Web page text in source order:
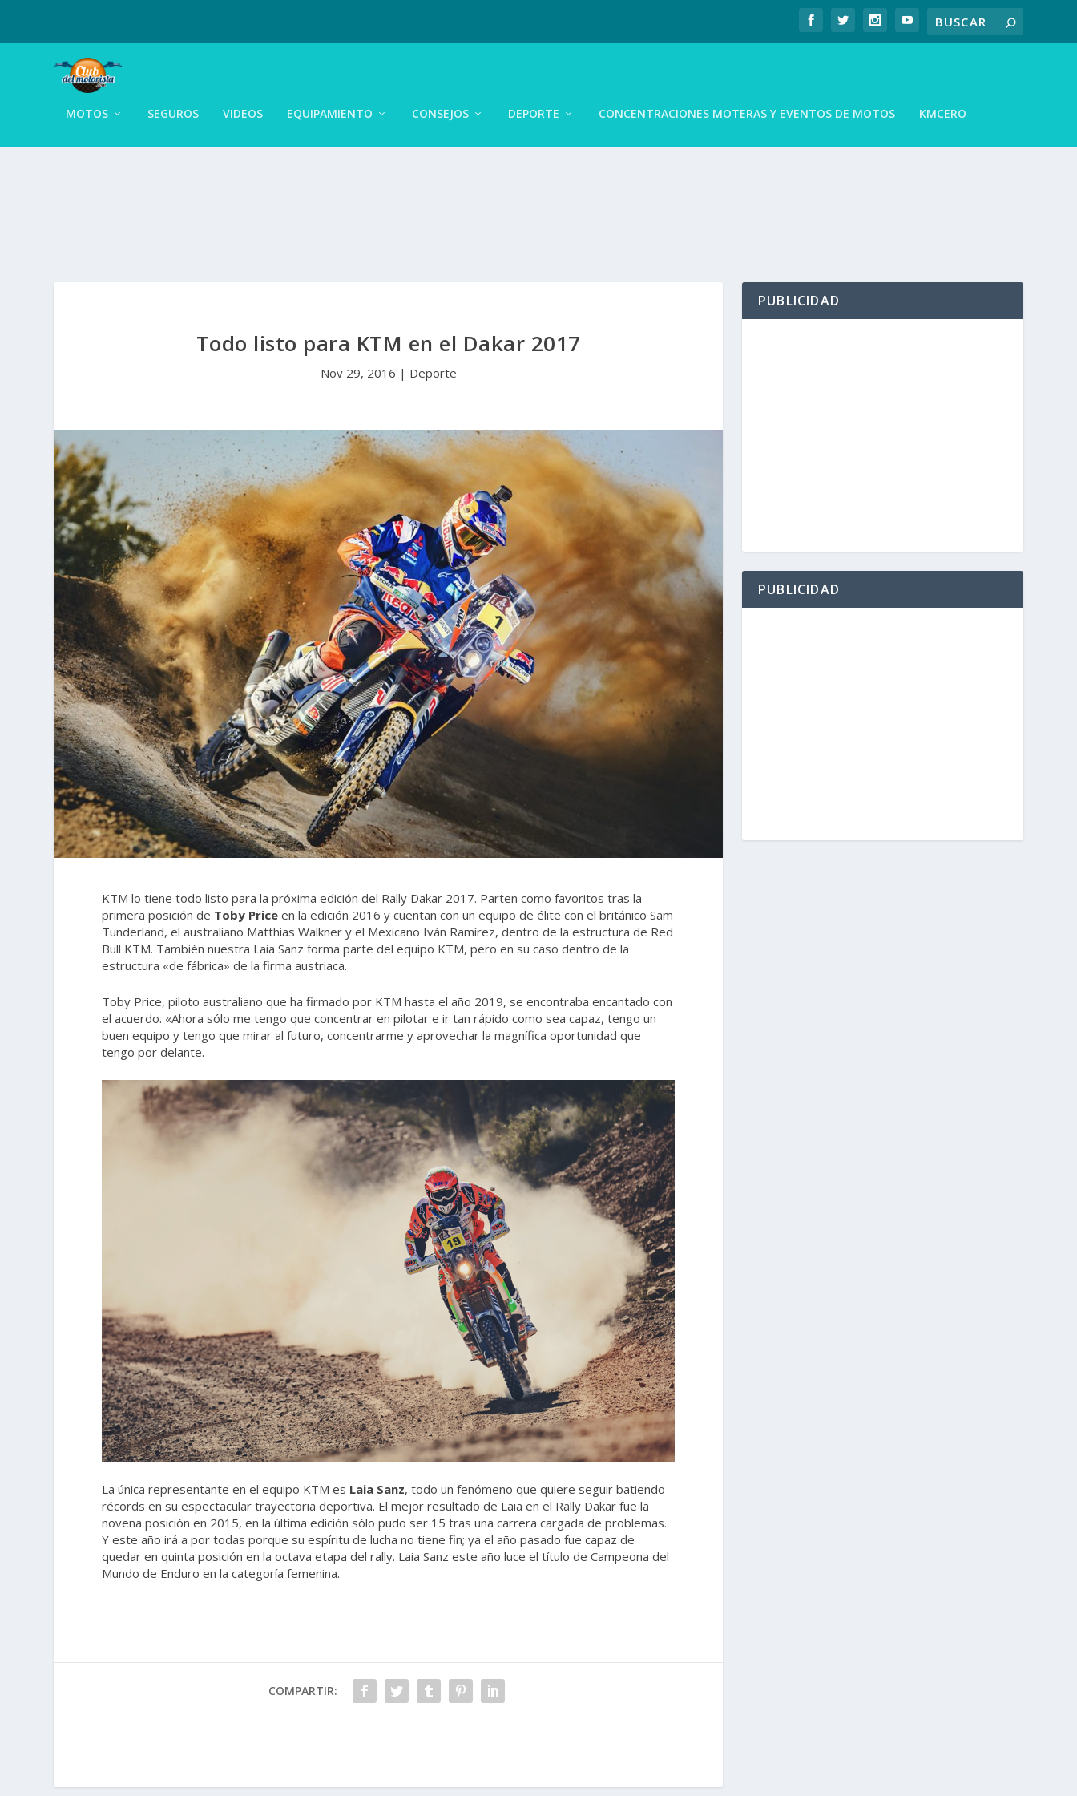
MOTOS SEGUROS VIDEOS EQUIPAMIENTO CONSEJOS DEPORTE CONCENTRACIONES MOTERAS Y EVENTOS DE MOTOS KMCERO
Todo listo para KTM en el Dakar 2017
Nov 29, 2016 | Deporte
KTM lo tiene todo listo para la próxima edición del Rally Dakar 2017. Parten como favoritos tras la
primera posición de Toby Price en la edición 2016 y cuentan con un equipo de élite con el británico Sam
Tunderland, el australiano Matthias Walkner y el Mexicano Iván Ramírez, dentro de la estructura de Red
Bull KTM. También nuestra Laia Sanz forma parte del equipo KTM, pero en su caso dentro de la
estructura «de fábrica» de la firma austriaca.
Toby Price, piloto australiano que ha firmado por KTM hasta el año 2019, se encontraba encantado con
el acuerdo. «Ahora sólo me tengo que concentrar en pilotar e ir tan rápido como sea capaz, tengo un
buen equipo y tengo que mirar al futuro, concentrarme y aprovechar la magnífica oportunidad que
tengo por delante.
La única representante en el equipo KTM es Laia Sanz, todo un fenómeno que quiere seguir batiendo
récords en su espectacular trayectoria deportiva. El mejor resultado de Laia en el Rally Dakar fue la
novena posición en 2015, en la última edición sólo pudo ser 15 tras una carrera cargada de problemas.
Y este año irá a por todas porque su espíritu de lucha no tiene fin; ya el año pasado fue capaz de
quedar en quinta posición en la octava etapa del rally. Laia Sanz este año luce el título de Campeona del
Mundo de Enduro en la categoría femenina.
COMPARTIR:
PUBLICIDAD
PUBLICIDAD